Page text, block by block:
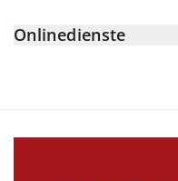
Onlinedienste